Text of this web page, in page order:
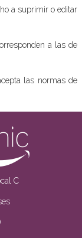
a suprimir o editar
a las de
las normas de
C